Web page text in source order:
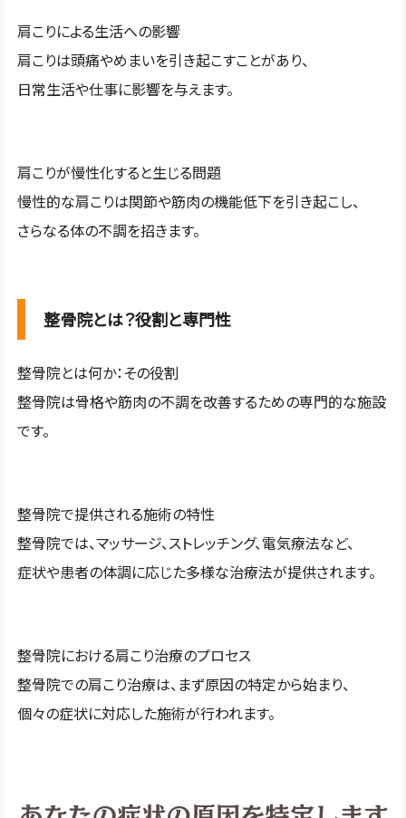
肩こりによる生活への影響
肩こりは頭痛やめまいを引き起こすことがあり、
日常生活や仕事に影響を与えます。
肩こりが慢性化すると生じる問題
慢性的な肩こりは関節や筋肉の機能低下を引き起こし、
さらなる体の不調を招きます。
整骨院とは？役割と専門性
整骨院とは何か：その役割
整骨院は骨格や筋肉の不調を改善するための専門的な施設
です。
整骨院で提供される施術の特性
整骨院では、マッサージ、ストレッチング、電気療法など、
症状や患者の体調に応じた多様な治療法が提供されます。
整骨院における肩こり治療のプロセス
整骨院での肩こり治療は、まず原因の特定から始まり、
個々の症状に対応した施術が行われます。